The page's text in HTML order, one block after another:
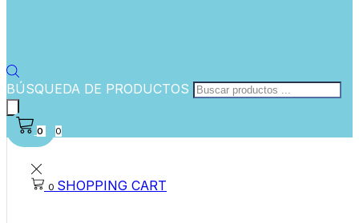
BÚSQUEDA DE PRODUCTOS
0 0
0 SHOPPING CART